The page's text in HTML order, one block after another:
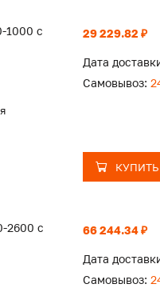
1000 с
29 229.82 ₽
Дата
Самовывоз:
КУПИТЬ
2600 с
66 244.34 ₽
Дата
Самовывоз: